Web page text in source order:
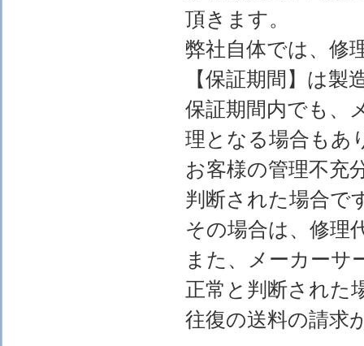
頂きます。
弊社自体では、修
【保証期間】は
保証期間内でも、
理となる場合もあ
お客様の管理不充
判断された場合で
その場合は、修理
また、メーカーサ
正常と判断された
往復の送料の請求